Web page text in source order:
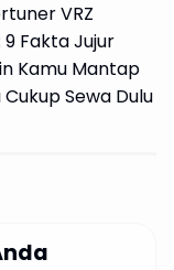
VRZ
Fakta Jujur
Kamu Mantap
Sewa Dulu